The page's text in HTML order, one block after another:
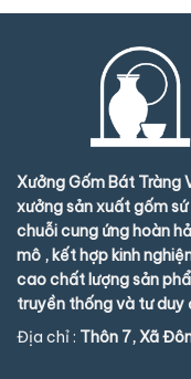
Xưởng Gốm Bát Tràng
xưởng sản xuất gốm
chuỗi cung ứng hoàn
mô , kết hợp kinh
cao chất lượng sản
truyền thống và tư duy
Địa chỉ : Thôn 7, Xã